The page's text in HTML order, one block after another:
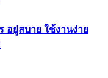
อยู่สบาย ใช้งานง่าย